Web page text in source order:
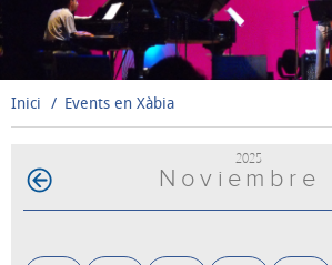
DEUTSCH
РУССКИЙ
Inici Events en Xàbia
2025
Noviembre